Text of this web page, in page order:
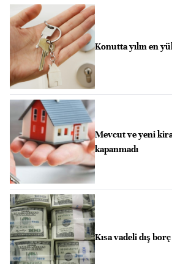
Konutta yılın en
Mevcut ve yeni
kapanmadı
Kısa vadeli dış